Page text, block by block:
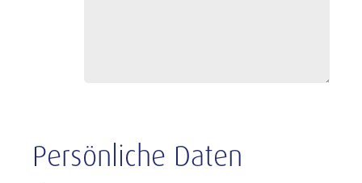
Persönliche Daten